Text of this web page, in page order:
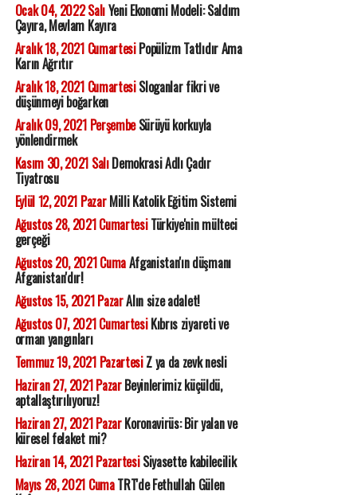
Ocak 04, 2022 SalıYeni Ekonomi Modeli: Saldım
Çayıra, Mevlam Kayıra
Aralık 18, 2021 CumartesiPopülizm Tatlıdır Ama
Karın Ağrıtır
Aralık 18, 2021 CumartesiSloganlar fikri ve
düşünmeyi boğarken
Aralık 09, 2021 PerşembeSürüyü korkuyla
yönlendirmek
Kasım 30, 2021 SalıDemokrasi Adlı Çadır
Tiyatrosu
Eylül 12, 2021 PazarMilli Katolik Eğitim Sistemi
Ağustos 28, 2021 CumartesiTürkiye'nin mülteci
gerçeği
Ağustos 20, 2021 CumaAfganistan'ın düşmanı
Afganistan'dır!
Ağustos 15, 2021 PazarAlın size adalet!
Ağustos 07, 2021 CumartesiKıbrıs ziyareti ve
orman yangınları
Temmuz 19, 2021 PazartesiZ ya da zevk nesli
Haziran 27, 2021 PazarBeyinlerimiz küçüldü,
aptallaştırılıyoruz!
Haziran 27, 2021 PazarKoronavirüs: Bir yalan ve
küresel felaket mi?
Haziran 14, 2021 PazartesiSiyasette kabilecilik
Mayıs 28, 2021 CumaTRT'de Fethullah Gülen